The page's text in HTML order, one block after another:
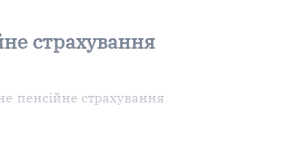
страхування
пенсійне страхування